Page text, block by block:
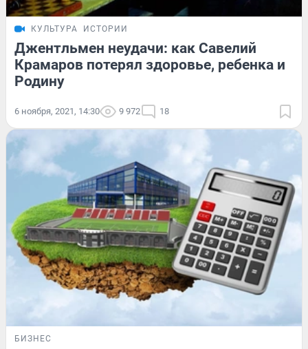
КУЛЬТУРА ИСТОРИИ
Джентльмен неудачи: как Савелий
Крамаров потерял здоровье, ребенка и
Родину
6 ноября, 2021, 14:30 9 972 18
БИЗНЕС